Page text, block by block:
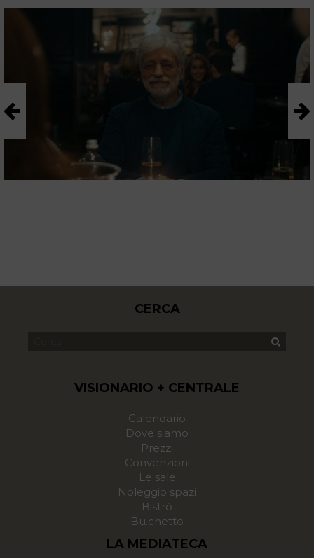
CERCA
VISIONARIO + CENTRALE
Calendario
Dove siamo
Prezzi
Convenzioni
Le sale
Noleggio spazi
Bistrò
Bu.chetto
LA MEDIATECA